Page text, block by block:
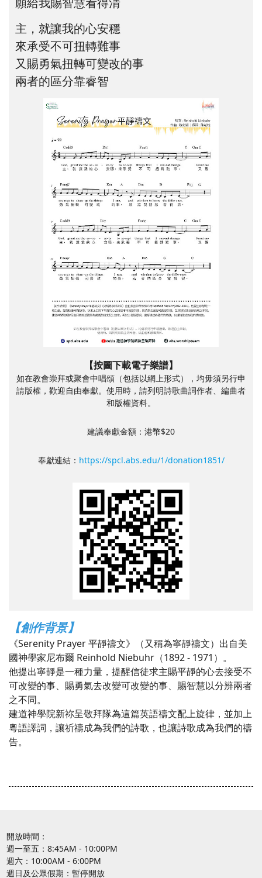
主，就讓我的心安穩
來承受不可扭轉難事
又賜勇氣扭轉可變改的事
兩者的區分靠睿智
【按圖下載電子樂譜】
如在教會崇拜或聚會中唱頌（包括以網上形式），均毋須另行申
請版權，歡迎自由奉獻。使用時，請列明詩歌曲詞作者、編曲者
和版權資料。
建議奉獻金額：港幣$20
奉獻連結： https://spcl.abs.edu/1/donation1851/
【創作背景】
《Serenity Prayer 平靜禱文》（又稱為寧靜禱文）出自美
國神學家尼布爾 Reinhold Niebuhr（1892 - 1971）。
他提出寧靜是一種力量，提醒信徒求主賜平靜的心去接受不
可改變的事、賜勇氣去改變可改變的事、賜智慧以分辨兩者
之不同。
建道神學院新祢呈敬拜隊為這篇英語禱文配上旋律，並加上
粵語譯詞，讓祈禱成為我們的詩歌，也讓詩歌成為我們的禱
告。
開放時間：
週一至五：8:45AM - 10:00PM
週六：10:00AM - 6:00PM
週日及公眾假期：暫停開放